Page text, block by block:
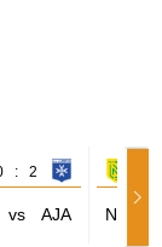
: 2
vs AJA NAN